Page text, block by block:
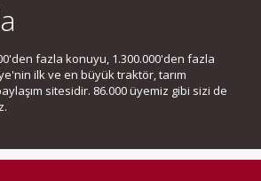
fazla konuyu, 1.300.000'den fazla
ilk ve en büyük traktör, tarım
sitesidir. 86.000 üyemiz gibi sizi de